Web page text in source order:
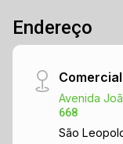
Endereço
Comercial
Avenida
668
São